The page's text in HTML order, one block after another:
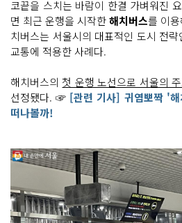
코끝을 스치는 바람이 한결 가벼워진
면 최근 운행을 시작한해치버스를 이
치버스는 서울시의 대표적인 도시 전
교통에 적용한 사례다.
해치버스의 첫 운행 노선으로 서울의
선정됐다. ☞ [관련 기사] 귀염뽀짝 '
떠나볼까!